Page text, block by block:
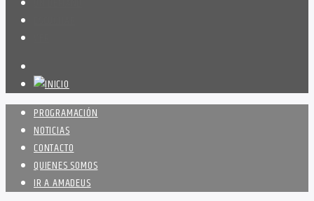
PROGRAMACIÓN
NOTICIAS
CONTACTO
QUIENES SOMOS
IR A AMADEUS